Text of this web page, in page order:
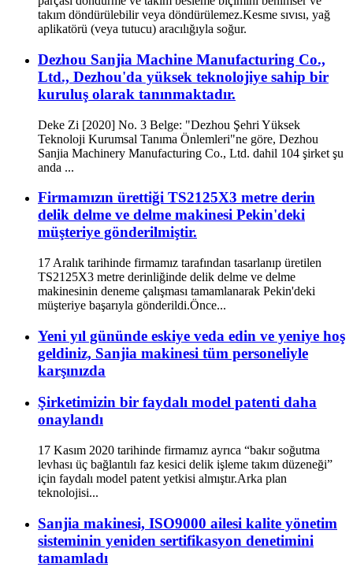
takım döndürülebilir veya döndürülemez.Kesme sıvısı, yağ
aplikatörü (veya tutucu) aracılığıyla soğur.
Dezhou Sanjia Machine Manufacturing Co.,
Ltd., Dezhou'da yüksek teknolojiye sahip bir
kuruluş olarak tanınmaktadır.
Deke Zi [2020] No. 3 Belge: "Dezhou Şehri Yüksek
Teknoloji Kurumsal Tanıma Önlemleri"ne göre, Dezhou
Sanjia Machinery Manufacturing Co., Ltd. dahil 104 şirket şu
anda ...
Firmamızın ürettiği TS2125X3 metre derin
delik delme ve delme makinesi Pekin'deki
müşteriye gönderilmiştir.
17 Aralık tarihinde firmamız tarafından tasarlanıp üretilen
TS2125X3 metre derinliğinde delik delme ve delme
makinesinin deneme çalışması tamamlanarak Pekin'deki
müşteriye başarıyla gönderildi.Önce...
Yeni yıl gününde eskiye veda edin ve yeniye hoş
geldiniz, Sanjia makinesi tüm personeliyle
karşınızda
Şirketimizin bir faydalı model patenti daha
onaylandı
17 Kasım 2020 tarihinde firmamız ayrıca “bakır soğutma
levhası üç bağlantılı faz kesici delik işleme takım düzeneği”
için faydalı model patent yetkisi almıştır.Arka plan
teknolojisi...
Sanjia makinesi, ISO9000 ailesi kalite yönetim
sisteminin yeniden sertifikasyon denetimini
tamamladı